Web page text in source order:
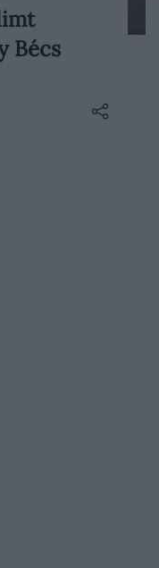
című
Bécsi
végül
eredeti
Bécs